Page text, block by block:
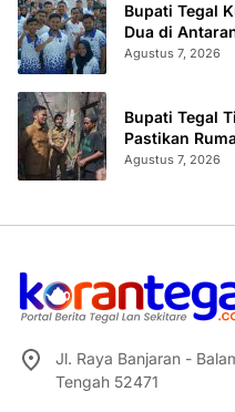
Bupati Tegal
Dua di
Agustus 7, 2026
Bupati Tegal
Pastikan
Agustus 7, 2026
Jl. Raya Banjaran -
Tengah 52471